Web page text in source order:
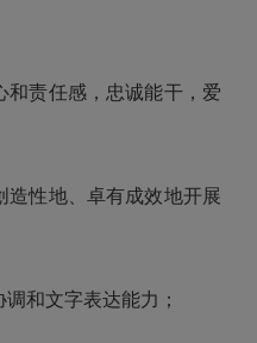
和责任感，忠诚能干，爱
造性地、卓有成效地开展
调和文字表达能力；